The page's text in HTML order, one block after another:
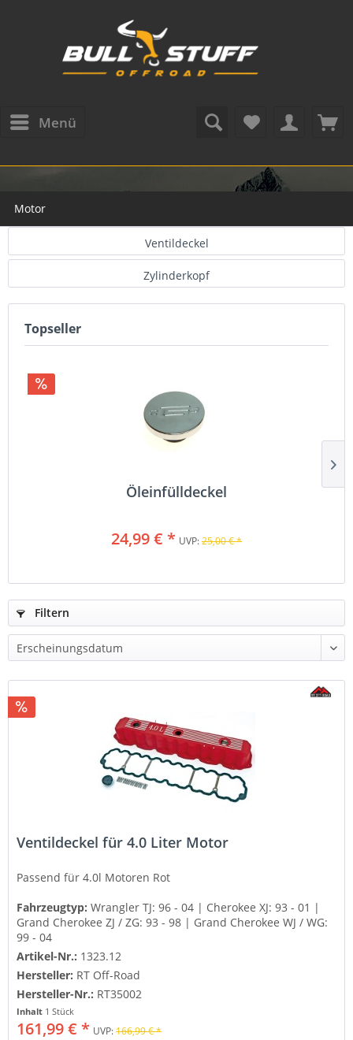
Menü
Motor
Ventildeckel
Zylinderkopf
Topseller
Öleinfülldeckel
24,99 € * UVP:25,00 € *
Filtern
Ventildeckel für 4.0 Liter Motor
Passend für 4.0l Motoren Rot
Fahrzeugtyp:Wrangler TJ: 96 - 04 | Cherokee XJ: 93 - 01 |
Grand Cherokee ZJ / ZG: 93 - 98 | Grand Cherokee WJ / WG:
99 - 04
Artikel-Nr.: 1323.12
Hersteller: RT Off-Road
Hersteller-Nr.: RT35002
Inhalt 1 Stück
161,99 € * UVP:166,99 € *